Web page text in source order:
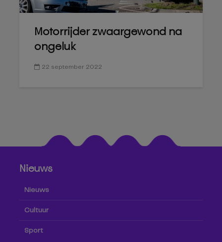
Motorrijder zwaargewond na
ongeluk
22 september 2022
Nieuws
Nieuws
Cultuur
Sport